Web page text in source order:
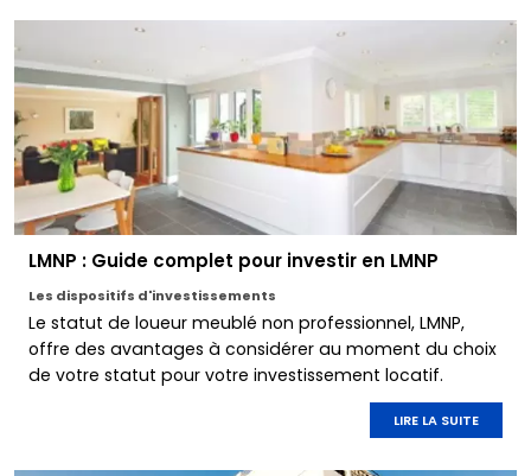
LMNP : Guide complet pour investir en LMNP
Les dispositifs d'investissements
Le statut de loueur meublé non professionnel, LMNP,
offre des avantages à considérer au moment du choix
de votre statut pour votre investissement locatif.
LIRE LA SUITE